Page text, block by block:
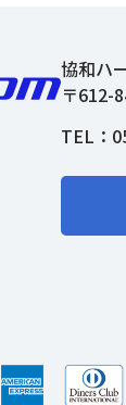
協和ハ
〒612-
TEL：